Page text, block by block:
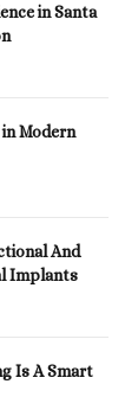
in Santa
Modern
And
Implants
Is A Smart